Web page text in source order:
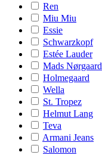
Ren
Miu Miu
Essie
Schwarzkopf
Estée Lauder
Mads Nørgaard
Holmegaard
Wella
St. Tropez
Helmut Lang
Teva
Armani Jeans
Salomon